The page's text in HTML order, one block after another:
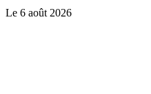
Le 6 août 2026